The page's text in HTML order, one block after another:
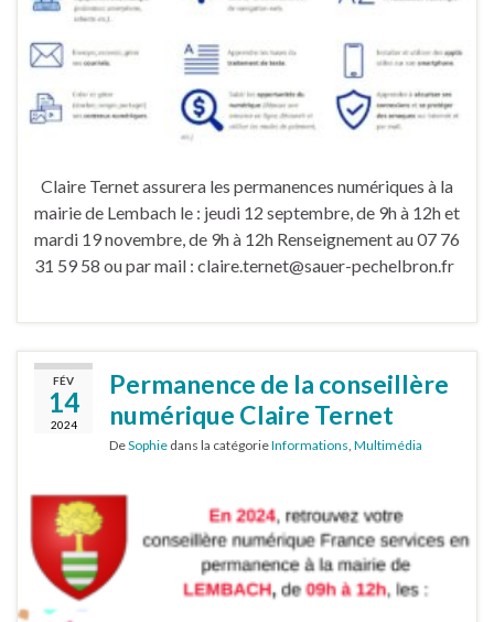
Claire Ternet assurera les permanences numériques à la
mairie de Lembach le : jeudi 12 septembre, de 9h à 12h et
mardi 19 novembre, de 9h à 12h Renseignement au 07 76
31 59 58 ou par mail : claire.ternet@sauer-pechelbron.fr
FÉV
14
2024
Permanence de la conseillère
numérique Claire Ternet
DeSophie dans la catégorieInformations, Multimédia